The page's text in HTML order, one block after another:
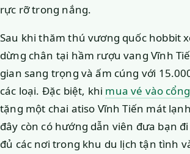
rực rỡ trong nắng.
Sau khi thăm thú vương quốc hobbit
dừng chân tại hầm rượu vang Vĩnh
gian sang trọng và ấm cúng với
các loại. Đặc biệt, khi mua vé vào cổng
tặng một chai atiso Vĩnh Tiến mát
đây còn có hướng dẫn viên đưa bạn
đủ các nơi trong khu du lịch tận tình